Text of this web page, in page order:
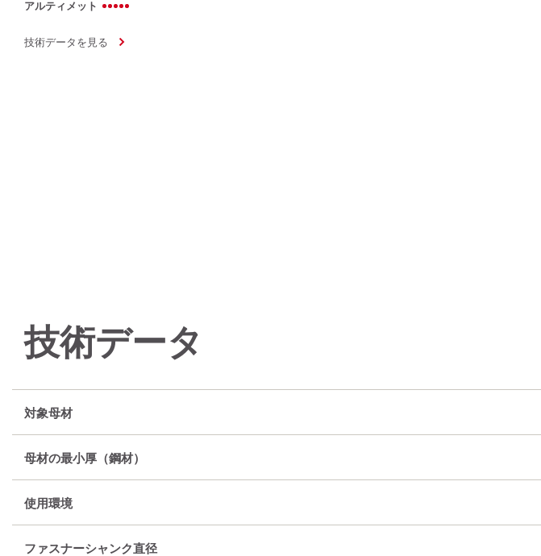
アルティメット
技術データを見る
技術データ
対象母材
母材の最小厚（鋼材）
使用環境
ファスナーシャンク直径